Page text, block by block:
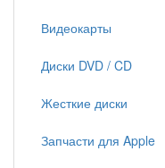
Видеокарты
Диски DVD / CD
Жесткие диски
Запчасти для Apple